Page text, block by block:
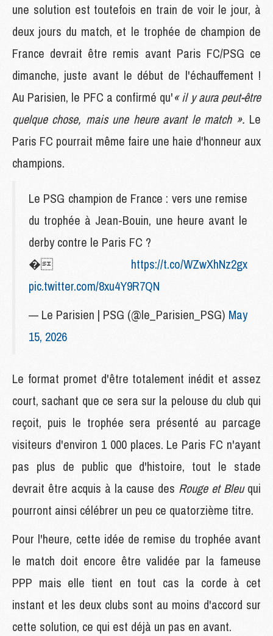
une solution est toutefois en train de voir le jour, à
deux jours du match, et le trophée de champion de
France devrait être remis avant Paris FC/PSG ce
dimanche, juste avant le début de l'échauffement !
Au Parisien, le PFC a confirmé qu'« il y aura peut-être
quelque chose, mais une heure avant le match ». Le
Paris FC pourrait même faire une haie d'honneur aux
champions.
Le PSG champion de France : vers une remise
du trophée à Jean-Bouin, une heure avant le
derby contre le Paris FC ?
� https://t.co/WZwXhNz2gx
pic.twitter.com/8xu4Y9R7QN
— Le Parisien | PSG (@le_Parisien_PSG) May
15, 2026
Le format promet d'être totalement inédit et assez
court, sachant que ce sera sur la pelouse du club qui
reçoit, puis le trophée sera présenté au parcage
visiteurs d'environ 1 000 places. Le Paris FC n'ayant
pas plus de public que d'histoire, tout le stade
devrait être acquis à la cause des Rouge et Bleuqui
pourront ainsi célébrer un peu ce quatorzième titre.
Pour l'heure, cette idée de remise du trophée avant
le match doit encore être validée par la fameuse
PPP mais elle tient en tout cas la corde à cet
instant et les deux clubs sont au moins d'accord sur
cette solution, ce qui est déjà un pas en avant.